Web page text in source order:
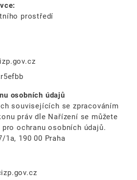
prostředí
osobních údajů
souvisejících se zpracováním
práv dle Nařízení se můžete
ochranu osobních údajů.
1a, 190 00 Praha